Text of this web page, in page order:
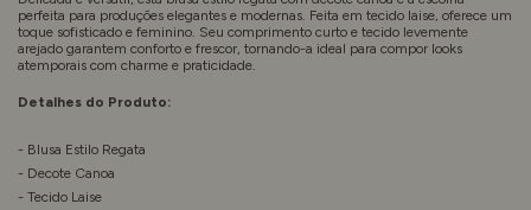
perfeita para produções elegantes e modernas. Feita em tecido laise, oferece um
toque sofisticado e feminino. Seu comprimento curto e tecido levemente
arejado garantem conforto e frescor, tornando-a ideal para compor looks
atemporais com charme e praticidade.
Detalhes do Produto:
- Blusa Estilo Regata
- Decote Canoa
- Tecido Laise